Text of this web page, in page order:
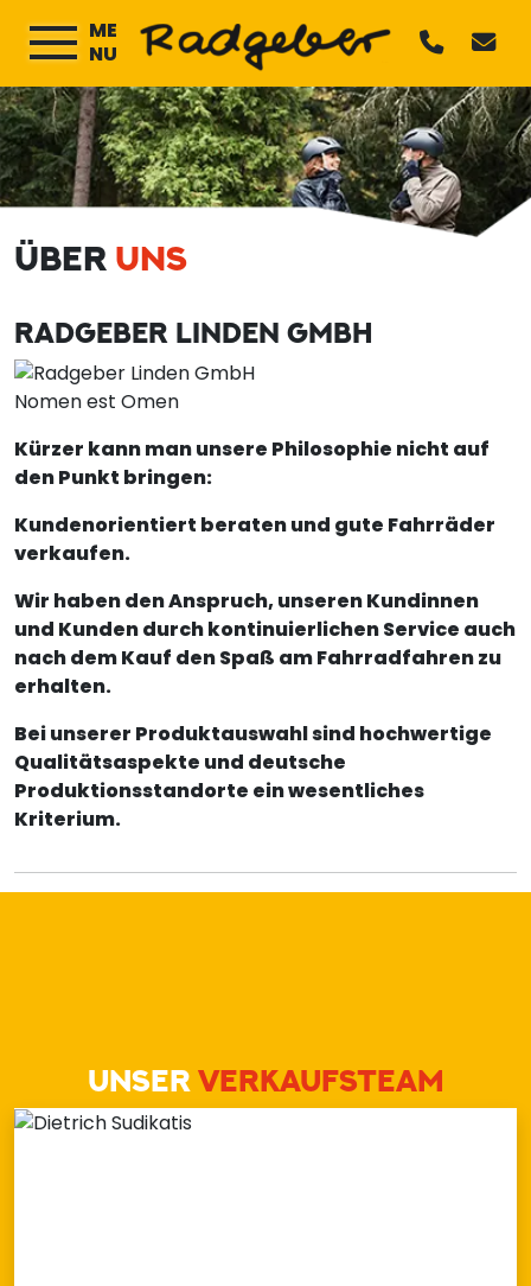
ME
NU
ÜBER UNS
RADGEBER LINDEN GMBH
Nomen est Omen
Kürzer kann man unsere Philosophie nicht auf
den Punkt bringen:
Kundenorientiert beraten und gute Fahrräder
verkaufen.
Wir haben den Anspruch, unseren Kundinnen
und Kunden durch kontinuierlichen Service auch
nach dem Kauf den Spaß am Fahrradfahren zu
erhalten.
Bei unserer Produktauswahl sind hochwertige
Qualitätsaspekte und deutsche
Produktionsstandorte ein wesentliches
Kriterium.
UNSER VERKAUFSTEAM